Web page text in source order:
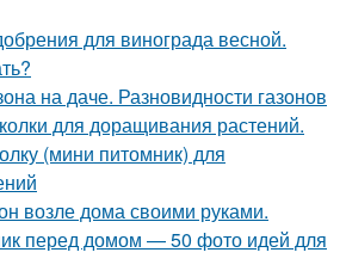
для винограда весной.
на даче. Разновидности газонов
для доращивания растений.
(мини питомник) для
возле дома своими руками.
перед домом — 50 фото идей для